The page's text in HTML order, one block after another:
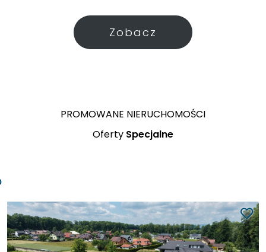
Zobacz
PROMOWANE NIERUCHOMOŚCI
Oferty Specjalne